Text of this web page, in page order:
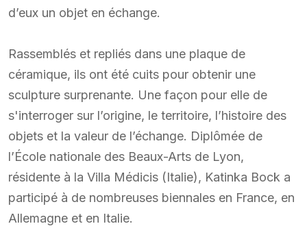
d’eux un objet en échange.
Rassemblés et repliés dans une plaque de
céramique, ils ont été cuits pour obtenir une
sculpture surprenante. Une façon pour elle de
s'interroger sur l’origine, le territoire, l’histoire des
objets et la valeur de l’échange. Diplômée de
l’École nationale des Beaux-Arts de Lyon,
résidente à la Villa Médicis (Italie), Katinka Bock a
participé à de nombreuses biennales en France, en
Allemagne et en Italie.